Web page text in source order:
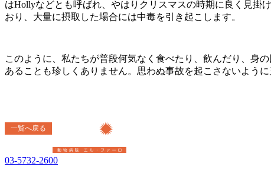
はHollyなどとも呼ばれ、やはりクリスマスの時期に良く見掛
おり、大量に摂取した場合には中毒を引き起こします。
このように、私たちが普段何気なく食べたり、飲んだり、身
あることも珍しくありません。思わぬ事故を起こさないよう
一覧へ戻る
03-5732-2600